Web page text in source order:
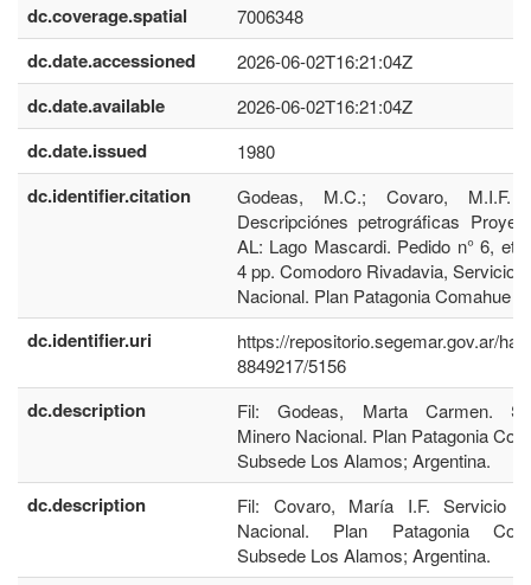
dc.coverage.spatial 7006348
dc.date.accessioned 2026-06-02T16:21:04Z
dc.date.available 2026-06-02T16:21:04Z
dc.date.issued 1980
dc.identifier.citation
Godeas, M.C.; Covaro, M.I.F.
Descripciónes petrográficas
AL: Lago Mascardi. Pedido n° 6,
4 pp. Comodoro Rivadavia, Servicio
Nacional. Plan Patagonia Comahue
dc.identifier.uri
https://repositorio.segemar.gov.ar/
8849217/5156
dc.description
Fil: Godeas, Marta Carmen.
Minero Nacional. Plan Patagonia
Subsede Los Alamos; Argentina.
dc.description
Fil: Covaro, María I.F. Servicio
Nacional. Plan Patagonia
Subsede Los Alamos; Argentina.